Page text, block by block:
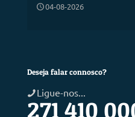
04-08-2026
Deseja falar connosco?
Ligue-nos...
271 410